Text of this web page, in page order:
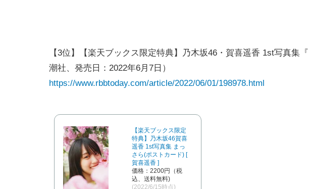
【3位】【楽天ブックス限定特典】乃木坂46・賀喜遥香 1st写真集
潮社、発売日：2022年6月7日）
https://www.rbbtoday.com/article/2022/06/01/198978.html
【楽天ブックス限定
特典】乃木坂46賀喜
遥香 1st写真集 まっ
さら(ポストカード) [
賀喜遥香 ]
価格：2200円（税
込、送料無料)
(2022/6/15時点)